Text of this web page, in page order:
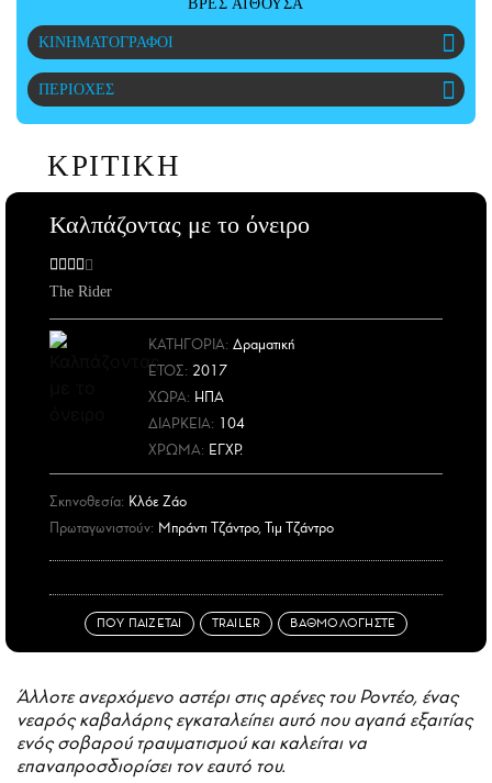
ΑΜΠΑ
PRINT
ΒΡΕΣ ΑΙΘΟΥΣΑ
ΚΙΝΗΜΑΤΟΓΡΑΦΟΙ
ΠΕΡΙΟΧΕΣ
ΚΡΙΤΙΚΗ
Καλπάζοντας με το όνειρο
The Rider
ΚΑΤΗΓΟΡΙΑ: Δραματική
ΕΤΟΣ: 2017
ΧΩΡΑ: ΗΠΑ
ΔΙΑΡΚΕΙΑ: 104
ΧΡΩΜΑ: ΕΓΧΡ.
Σκηνοθεσία: Κλόε Ζάο
Πρωταγωνιστούν: Μπράντι Τζάντρο, Τιμ Τζάντρο
ΠΟΥ ΠΑΙΖΕΤΑΙ TRAILER ΒΑΘΜΟΛΟΓΗΣΤΕ
Άλλοτε ανερχόμενο αστέρι στις αρένες του Ροντέο, ένας
νεαρός καβαλάρης εγκαταλείπει αυτό που αγαπά εξαιτίας
ενός σοβαρού τραυματισμού και καλείται να
επαναπροσδιορίσει τον εαυτό του.